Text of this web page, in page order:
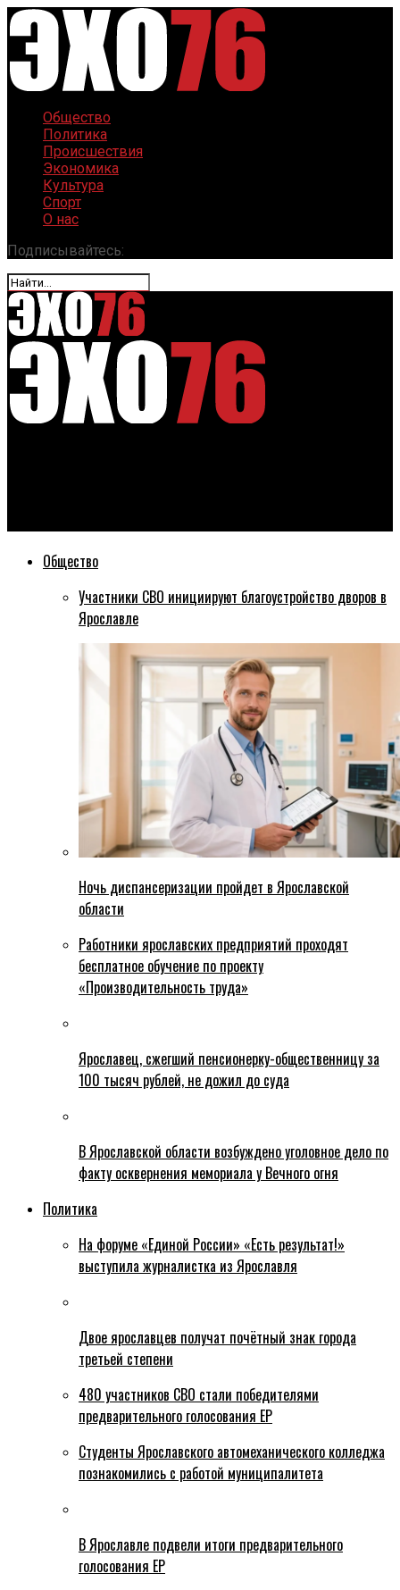
Общество
Политика
Происшествия
Экономика
Культура
Спорт
О нас
Подписывайтесь:
Общество
Участники СВО инициируют благоустройство дворов в
Ярославле
Ночь диспансеризации пройдет в Ярославской
области
Работники ярославских предприятий проходят
бесплатное обучение по проекту
«Производительность труда»
Ярославец, сжегший пенсионерку-общественницу за
100 тысяч рублей, не дожил до суда
В Ярославской области возбуждено уголовное дело по
факту осквернения мемориала у Вечного огня
Политика
На форуме «Единой России» «Есть результат!»
выступила журналистка из Ярославля
Двое ярославцев получат почётный знак города
третьей степени
480 участников СВО стали победителями
предварительного голосования ЕР
Студенты Ярославского автомеханического колледжа
познакомились с работой муниципалитета
В Ярославле подвели итоги предварительного
голосования ЕР